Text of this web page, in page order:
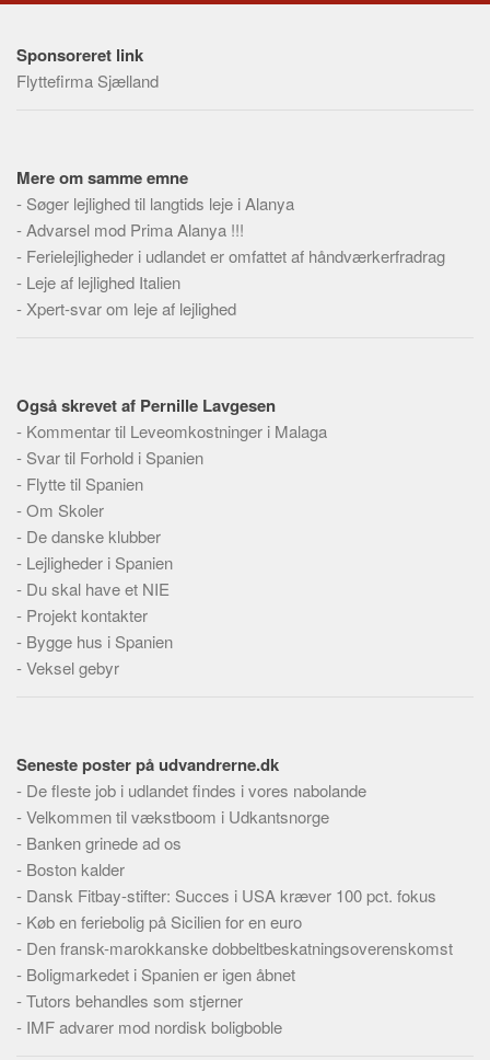
Forbrug
Social sikring og sundhed
Aspekter
Køb og salg
Økonomi
Jura og regler
Praktisk
Alle
Meta
Dokumenttyper
Emner
Skribenter
Personer
Steder
Webstedet
Forhistorien
Redigering
Tekstannoncer
Bannere
Hjælp
Sponsoreret link
Flyttefirma Sjælland
Mere om samme emne
- Søger lejlighed til langtids leje i Alanya
-Advarsel mod Prima Alanya !!!
- Ferielejligheder i udlandet er omfattet af håndværkerfradrag
- Leje af lejlighed Italien
- Xpert-svar om leje af lejlighed
Også skrevet af Pernille Lavgesen
- Kommentar til Leveomkostninger i Malaga
- Svar til Forhold i Spanien
- Flytte til Spanien
-Om Skoler
- De danske klubber
- Lejligheder i Spanien
- Du skal have et NIE
- Projekt kontakter
- Bygge hus i Spanien
-Veksel gebyr
Seneste poster på udvandrerne.dk
- De fleste job i udlandet findes i vores nabolande
-Velkommen til vækstboom i Udkantsnorge
- Banken grinede ad os
- Boston kalder
- Dansk Fitbay-stifter: Succes i USA kræver 100 pct. fokus
- Køb en feriebolig på Sicilien for en euro
- Den fransk-marokkanske dobbeltbeskatningsoverenskomst
- Boligmarkedet i Spanien er igen åbnet
-Tutors behandles som stjerner
- IMF advarer mod nordisk boligboble